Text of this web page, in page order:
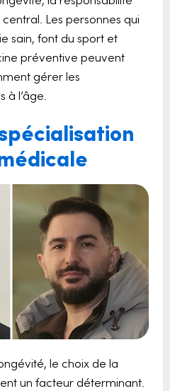
Les personnes qui
sain, font du sport et
préventive peuvent
gérer les
à l’âge.
le choix de la
un facteur déterminant.